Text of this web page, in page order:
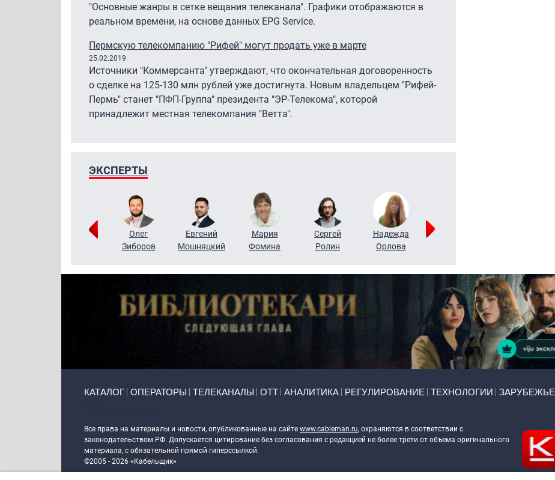
"Основные жанры в сетке вещания телеканала". Графики отображаются в
реальном времени, на основе данных EPG Service.
Пермскую телекомпанию "Рифей" могут продать уже в марте
25.02.2019
Источники "Коммерсанта" утверждают, что окончательная договоренность
о сделке на 125-130 млн рублей уже достигнута. Новым владельцем "Рифей-
Пермь" станет "ПФП-Группа" президента "ЭР-Телекома", которой
принадлежит местная телекомпания "Ветта".
ЭКСПЕРТЫ
Григорий
Олег
Зиборов
Евгений
Мошняцкий
Мария
Фомина
Сергей
Ролин
Надежда
Орлова
КАТАЛОГ ОПЕРАТОРЫ ТЕЛЕКАНАЛЫ ОТТ АНАЛИТИКА РЕГУЛИРОВАНИЕ ТЕХНОЛОГИИ ЗАРУБЕЖЬЕ
Все права на материалы и новости, опубликованные на сайте www.cableman.ru, охраняются в соответствии с
законодательством РФ. Допускается цитирование без согласования с редакцией не более трети от объема оригинального
материала, с обязательной прямой гиперссылкой.
©2005 - 2026 «Кабельщик»